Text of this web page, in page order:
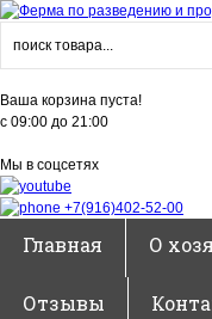
Ваша корзина пуста!
с 09:00 до 21:00
Мы в соцсетях
+7(916)402-52-00
Главная О
Отзывы